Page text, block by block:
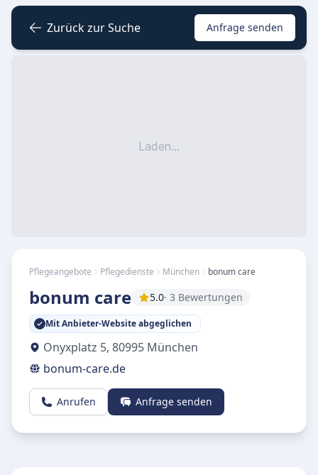
Zurück zur Suche Anfrage senden
Laden...
Pflegeangebote Pflegedienste München bonum care
bonum care 5.0· 3 Bewertungen
Mit Anbieter-Website abgeglichen
Onyxplatz 5, 80995 München
bonum-care.de
Anrufen Anfrage senden